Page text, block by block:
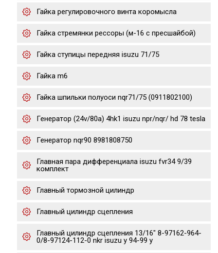
Гайка регулировочного винта коромысла
Гайка стремянки рессоры (м-16 с пресшайбой)
Гайка ступицы передняя isuzu 71/75
Гайка m6
Гайка шпильки полуоси nqr71/75 (0911802100)
Генератор (24v/80a) 4hk1 isuzu npr/nqr/ hd 78 tesla
Генератор nqr90 8981808750
Главная пара дифференциала isuzu fvr34 9/39
комплект
Главный тормозной цилиндр
Главный цилиндр сцепления
Главный цилиндр сцепления 13/16" 8-97162-964-
0/8-97124-112-0 nkr isuzu y 94-99 y